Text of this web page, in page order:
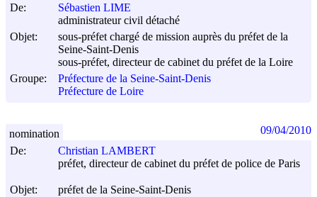
De:
Sébastien LIME
administrateur civil détaché
Objet:
sous-préfet chargé de mission auprès du préfet de la
Seine-Saint-Denis
sous-préfet, directeur de cabinet du préfet de la Loire
Groupe:
Préfecture de la Seine-Saint-Denis
Préfecture de Loire
De:
Christian LAMBERT
préfet, directeur de cabinet du préfet de police de Paris
Objet:
préfet de la Seine-Saint-Denis
nomination 09/04/2010